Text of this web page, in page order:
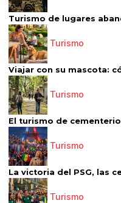
Turismo de lugares
Turismo
Viajar con su mascota:
Turismo
El turismo de
Turismo
La victoria del PSG, las
Turismo